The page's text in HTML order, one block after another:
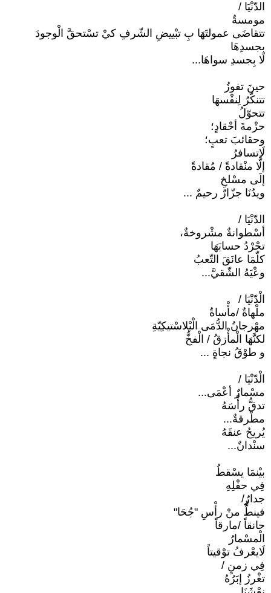
الدّنْيَا /
مومسةٌ
تتقاضَى عمولتَهَا بِ تبْييضِ الشّرفِ كيْ تسْتحقَّ الْوجودَ
بِجسدِهَا
لَا بِجسدِ سواهَا...
حينَ تفوزُ
تتنكّرُ لِنفْسهَا
تتحوّلُ
حزْمةَ أحْقادٍ؛
وحقائبَ تعبٍ؛
لَاتسافرُ
إلَّا منْقادةً / مُقادةً
إلَى مسْلخِ
ويدُنَا جزّارٌ رحيمٌ ...
الدّنْيَا /
أسْطوانةٌ مشْروخةٌ،
تجْرْدُ حسابَهَا
كلّمَا عانَقَ التّعبُ
وعْيَهُ الشّقيَّ...
الْدّنْيَا /
ملْهاةٌ /مأْساةٌ
مهْرجانُ الدُّمَى الْبْلاسْتيكِيّةِ
لكنَّهَا الْمأْزقُ / الْفخُّ
و طوْقُ نجاةٍ ...
الْدّنْيَا /
مسْمارٌ أعْمَى...
تدقُّ رأْسَهُ
مطْرقةٌ...
يُريحُ عنقَهُ
سنْدانٌ...
بيْنمَا يسْقطُ
فِي حفْلِهِ
جدارٌ/
فينطُّ منْ رأْسِ "جُحَا"
حانقاً /مارقاً
الْمسْمارُ
لَايعْرفُ توْقيتاً
فِي زمنٍ /
تغْرزُ إبَرُهُ